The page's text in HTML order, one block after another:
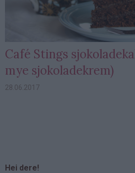
Café Stings
mye sjokoladekrem)
28.06.2017
Hei dere!